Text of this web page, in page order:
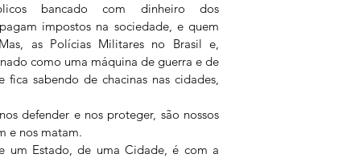
bancado com dinheiro dos
impostos na sociedade, e quem
as Polícias Militares no Brasil e,
como uma máquina de guerra e de
sabendo de chacinas nas cidades,
defender e nos proteger, são nossos
e nos matam.
um Estado, de uma Cidade, é com a